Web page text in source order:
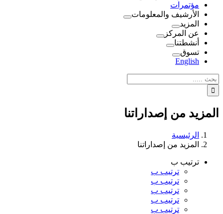
مؤتمرات
الأرشيف والمعلومات
المزيد
عن المركز
أنشطتنا
تسوق
English
نتائج
البحث
بالنسبة
الي
: المزيد من إصداراتنا
الرئيسية
المزيد من إصداراتنا
ترتيب ب
ترتيب ب
ترتيب ب
ترتيب ب
ترتيب ب
ترتيب ب